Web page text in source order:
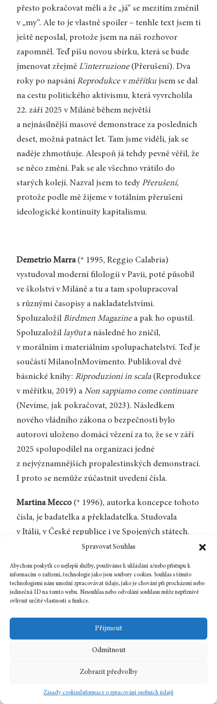
Spravovat Souhlas
Abychom poskytli co nejlepší služby, používáme k ukládání a/nebo přístupu k
informacím o zařízení, technologie jako jsou soubory cookies. Souhlas s těmito
technologiemi nám umožní zpracovávat údaje, jako je chování při procházení nebo
jedinečná ID na tomto webu. Nesouhlas nebo odvolání souhlasu může nepříznivě
ovlivnit určité vlastnosti a funkce.
Přijmout
Odmítnout
Zobrazit předvolby
Zásady cookiesInformace o zpracování osobních údajů
přesto pokračovat měli a že „já“ se mezitím změnil
v „my“. Ale to je vlastně spoiler – tenhle text jsem ti
ještě neposlal, protože jsem na náš rozhovor
zapomněl. Teď píšu novou sbírku, která se bude
jmenovat zřejmě L’interruzione (Přerušení). Dva
roky po napsání Reprodukce v měřítkujsem se dal
na cestu politického aktivismu, která vyvrcholila
22. září 2025 v Miláně během největší
a nejnásilnější masové demonstrace za posledních
deset, možná patnáct let. Tam jsme viděli, jak se
naděje zhmotňuje. Alespoň já tehdy pevně věřil, že
se něco změní. Pak se ale všechno vrátilo do
starých kolejí. Nazval jsem to tedy Přerušení,
protože podle mě žijeme v totálním přerušení
ideologické kontinuity kapitalismu.
Demetrio Marra(* 1995, Reggio Calabria)
vystudoval moderní filologii v Pavii, poté působil
ve školství v Miláně a tu a tam spolupracoval
s různými časopisy a nakladatelstvími.
Spoluzaložil Birdmen Magazinea pak ho opustil.
Spoluzaložil lay0uta následně ho zničil,
v morálním i materiálním spolupachatelství. Teď je
součástí MilanoInMovimento. Publikoval dvě
básnické knihy: Riproduzioni in scala(Reprodukce
v měřítku, 2019) a Non sappiamo come continuare
(Nevíme, jak pokračovat, 2023). Následkem
nového vládního zákona o bezpečnosti bylo
autorovi uloženo domácí vězení za to, že se v září
2025 spolupodílel na organizaci jedné
z nejvýznamnějších propalestinských demonstrací.
I proto se nemůže zúčastnit uvedení čísla.
Martina Mecco(* 1996), autorka koncepce tohoto
čísla, je badatelka a překladatelka. Studovala
v Itálii, v České republice i ve Spojených státech.
Pendluje mezi Prahou a Bruselem. Pracuje v centru
Moder­nitas (MSH / ULB), kde zkoumá kulturní
transfer mezi českou, belgickou
a německojazyčnou literaturou. Píše monografii
o Romanu Jakobsonovi. Zajímá se o komparativní
studia, teorii literatury a současnou poezii.
Překládá z češtiny, slovenštiny a ruštiny do
(* 1993, Praha), odpovědný redaktor
tohoto čísla, vystudoval bohemistiku, anglistiku